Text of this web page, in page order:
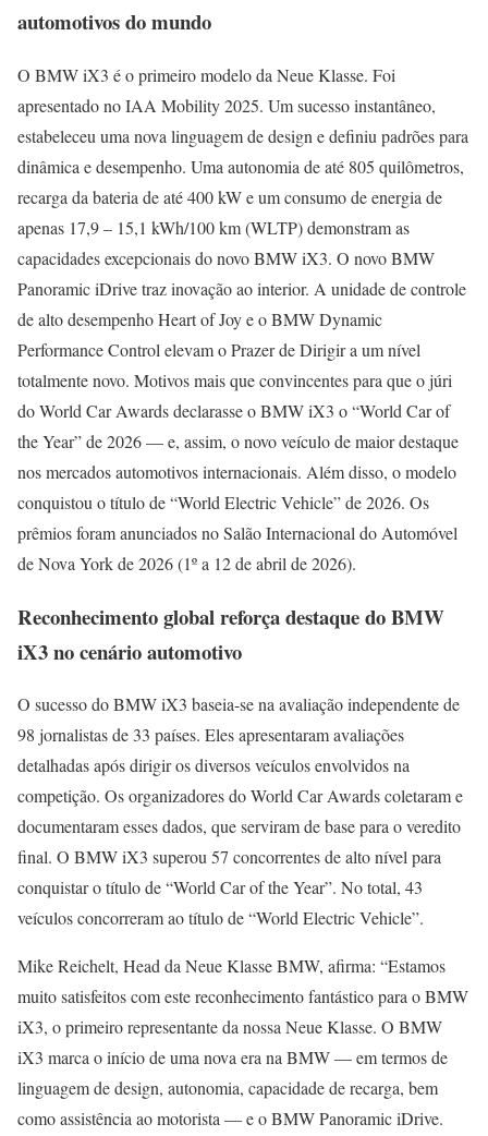
automotivos do mundo
O BMW iX3 é o primeiro modelo da Neue Klasse. Foi
apresentado no IAA Mobility 2025. Um sucesso instantâneo,
estabeleceu uma nova linguagem de design e definiu padrões para
dinâmica e desempenho. Uma autonomia de até 805 quilômetros,
recarga da bateria de até 400 kW e um consumo de energia de
apenas 17,9 – 15,1 kWh/100 km (WLTP) demonstram as
capacidades excepcionais do novo BMW iX3. O novo BMW
Panoramic iDrive traz inovação ao interior. A unidade de controle
de alto desempenho Heart of Joy e o BMW Dynamic
Performance Control elevam o Prazer de Dirigir a um nível
totalmente novo. Motivos mais que convincentes para que o júri
do World Car Awards declarasse o BMW iX3 o “World Car of
the Year” de 2026 — e, assim, o novo veículo de maior destaque
nos mercados automotivos internacionais. Além disso, o modelo
conquistou o título de “World Electric Vehicle” de 2026. Os
prêmios foram anunciados no Salão Internacional do Automóvel
de Nova York de 2026 (1º a 12 de abril de 2026).
Reconhecimento global reforça destaque do BMW
iX3 no cenário automotivo
O sucesso do BMW iX3 baseia-se na avaliação independente de
98 jornalistas de 33 países. Eles apresentaram avaliações
detalhadas após dirigir os diversos veículos envolvidos na
competição. Os organizadores do World Car Awards coletaram e
documentaram esses dados, que serviram de base para o veredito
final. O BMW iX3 superou 57 concorrentes de alto nível para
conquistar o título de “World Car of the Year”. No total, 43
veículos concorreram ao título de “World Electric Vehicle”.
Mike Reichelt, Head da Neue Klasse BMW, afirma: “Estamos
muito satisfeitos com este reconhecimento fantástico para o BMW
iX3, o primeiro representante da nossa Neue Klasse. O BMW
iX3 marca o início de uma nova era na BMW — em termos de
linguagem de design, autonomia, capacidade de recarga, bem
como assistência ao motorista — e o BMW Panoramic iDrive.